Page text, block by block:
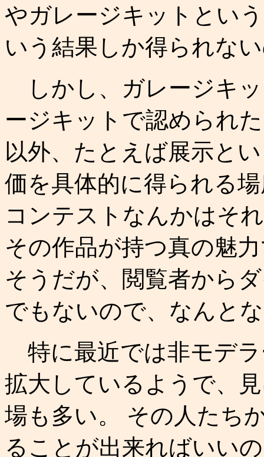
やガレージキットとい
いう結果しか得られな
しかし、ガレージキ
ージキットで認められ
以外、たとえば展示と
価を具体的に得られる
コンテストなんかはそ
その作品が持つ真の魅
そうだが、閲覧者から
でもないので、なんと
特に最近では非モデ
拡大しているようで、
場も多い。 その人たち
ることが出来ればいい